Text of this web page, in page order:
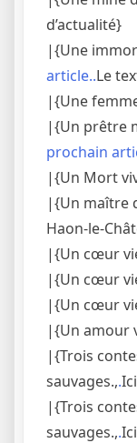
d’actualité}
|{Une
article..Le
|{Une
|{Un prêtre
prochain
|{Un Mort
|{Un maître
Haon-le-
|{Un cœur
|{Un cœur
|{Un cœur
|{Un amour
|{Trois
sauvages.,.
|{Trois
sauvages.,.